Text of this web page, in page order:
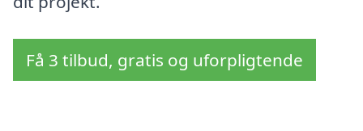
Få 3 tilbud, gratis og uforpligtende